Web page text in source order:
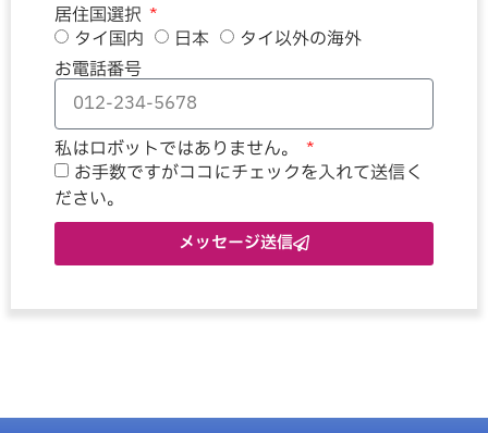
居住国選択
タイ国内
日本
タイ以外の海外
お電話番号
私はロボットではありません。
お手数ですがココにチェックを入れて送信く
ださい。
メッセージ送信